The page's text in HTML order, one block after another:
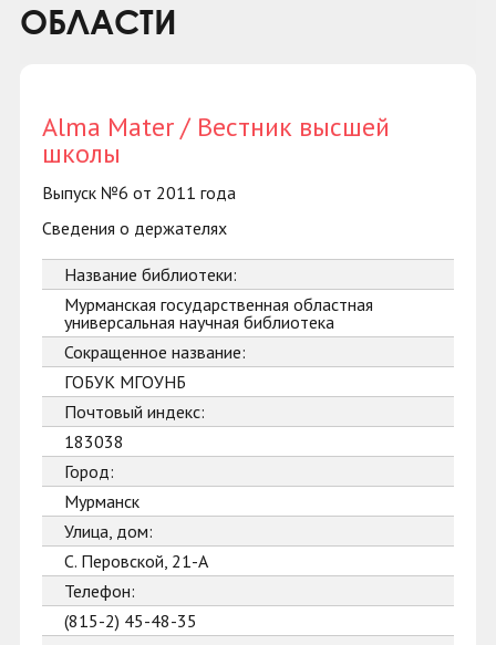
ОБЛАСТИ
Alma Mater / Вестник высшей
школы
Выпуск №6 от 2011 года
Сведения о держателях
Название библиотеки:
Мурманская государственная областная
универсальная научная библиотека
Сокращенное название:
ГОБУК МГОУНБ
Почтовый индекс:
183038
Город:
Мурманск
Улица, дом:
С. Перовской, 21-А
Телефон:
(815-2) 45-48-35